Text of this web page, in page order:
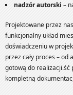
nadzór autorski –
Projektowane przez
funkcjonalny układ
doświadczeniu w
przez cały proces – od
gotową do realizacji.ść
kompletną